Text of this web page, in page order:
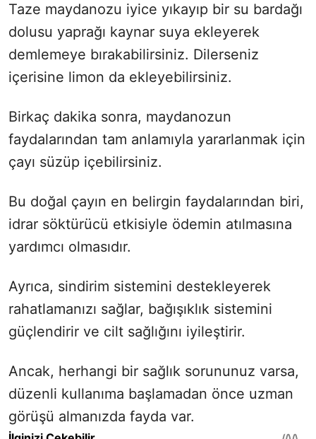
Taze maydanozu iyice yıkayıp bir su bardağı
dolusu yaprağı kaynar suya ekleyerek
demlemeye bırakabilirsiniz. Dilerseniz
içerisine limon da ekleyebilirsiniz.
Birkaç dakika sonra, maydanozun
faydalarından tam anlamıyla yararlanmak için
çayı süzüp içebilirsiniz.
Bu doğal çayın en belirgin faydalarından biri,
idrar söktürücü etkisiyle ödemin atılmasına
yardımcı olmasıdır.
Ayrıca, sindirim sistemini destekleyerek
rahatlamanızı sağlar, bağışıklık sistemini
güçlendirir ve cilt sağlığını iyileştirir.
Ancak, herhangi bir sağlık sorununuz varsa,
düzenli kullanıma başlamadan önce uzman
görüşü almanızda fayda var.